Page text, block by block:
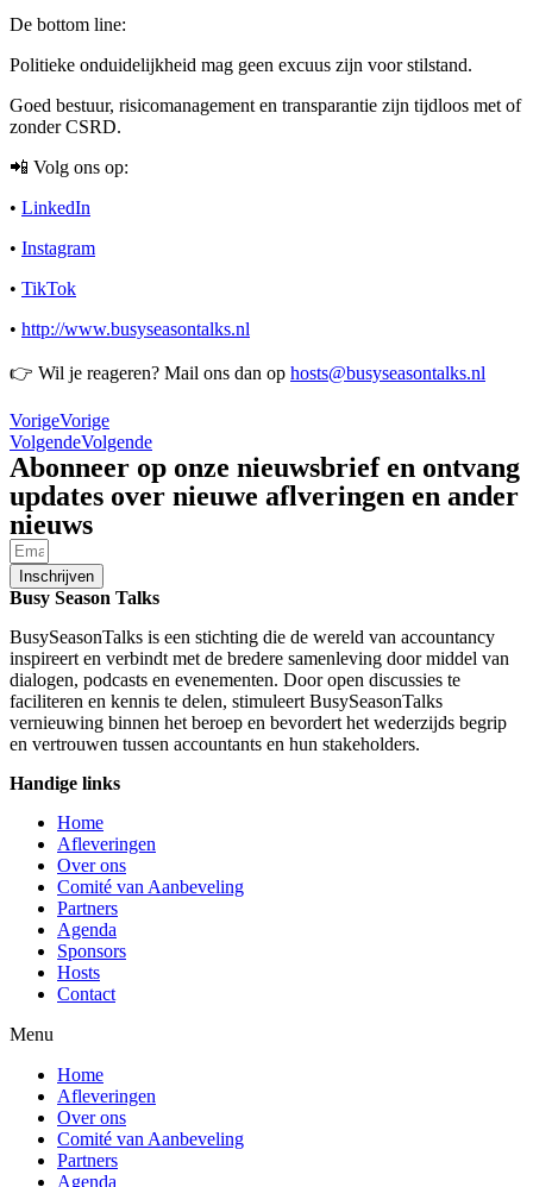
De bottom line:
Politieke onduidelijkheid mag geen excuus zijn voor stilstand.
Goed bestuur, risicomanagement en transparantie zijn tijdloos met of
zonder CSRD.
📲 Volg ons op:
• LinkedIn
• Instagram
• TikTok
• http://www.busyseasontalks.nl
👉 Wil je reageren? Mail ons dan op hosts@busyseasontalks.nl
VorigeVorige
VolgendeVolgende
Abonneer op onze nieuwsbrief en ontvang
updates over nieuwe aflveringen en ander
nieuws
Inschrijven
Busy Season Talks
BusySeasonTalks is een stichting die de wereld van accountancy
inspireert en verbindt met de bredere samenleving door middel van
dialogen, podcasts en evenementen. Door open discussies te
faciliteren en kennis te delen, stimuleert BusySeasonTalks
vernieuwing binnen het beroep en bevordert het wederzijds begrip
en vertrouwen tussen accountants en hun stakeholders.
Handige links
Home
Afleveringen
Over ons
Comité van Aanbeveling
Partners
Agenda
Sponsors
Hosts
Contact
Menu
Home
Afleveringen
Over ons
Comité van Aanbeveling
Partners
Agenda